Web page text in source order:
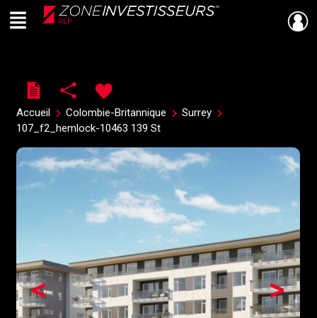
Live
En Direct
Menu
Accueil Colombie-Britannique
Surrey
107_f2_hemlock-10463 139 St
>
<